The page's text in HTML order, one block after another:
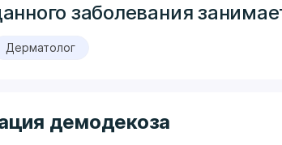
заболевания
Дерматолог
демодекоза